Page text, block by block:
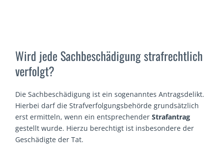
Wird jede Sachbeschädigung strafrechtlich
verfolgt?
Die Sachbeschädigung ist ein sogenanntes Antragsdelikt.
Hierbei darf die Strafverfolgungsbehörde grundsätzlich
erst ermitteln, wenn ein entsprechenderStrafantrag
gestellt wurde. Hierzu berechtigt ist insbesondere der
Geschädigte der Tat.